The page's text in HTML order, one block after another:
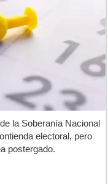
la Soberanía Nacional
electoral, pero
postergado.